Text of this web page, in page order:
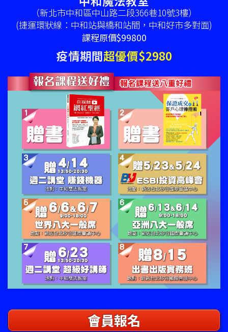
（新北市中和區中山路二段366巷10號3樓）
(捷運環狀線：中和站與橋和站間，中和好市多對面)
課程原價$99800
疫情期間超優價$2980
會員報名